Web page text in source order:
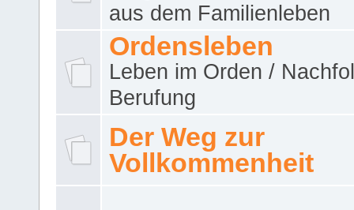
aus dem Familienleben
Ordensleben
Leben im Orden /
Berufung
Der Weg zur
Vollkommenheit